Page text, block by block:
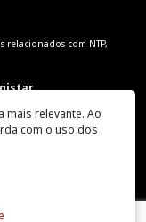
mais relevante. Ao
com o uso dos
relacionados com NTP,
Please leave this field
empty.
Acompanhe-nos